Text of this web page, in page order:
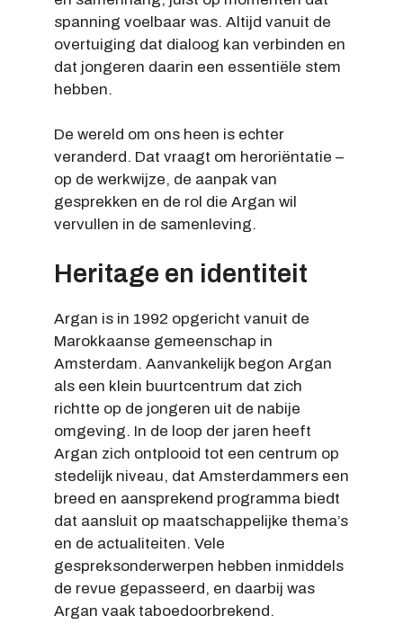
spanning voelbaar was. Altijd vanuit de
overtuiging dat dialoog kan verbinden en
dat jongeren daarin een essentiële stem
hebben.
De wereld om ons heen is echter
veranderd. Dat vraagt om heroriëntatie –
op de werkwijze, de aanpak van
gesprekken en de rol die Argan wil
vervullen in de samenleving.
Heritage en identiteit
Argan is in 1992 opgericht vanuit de
Marokkaanse gemeenschap in
Amsterdam. Aanvankelijk begon Argan
als een klein buurtcentrum dat zich
richtte op de jongeren uit de nabije
omgeving. In de loop der jaren heeft
Argan zich ontplooid tot een centrum op
stedelijk niveau, dat Amsterdammers een
breed en aansprekend programma biedt
dat aansluit op maatschappelijke thema’s
en de actualiteiten. Vele
gespreksonderwerpen hebben inmiddels
de revue gepasseerd, en daarbij was
Argan vaak taboedoorbrekend.